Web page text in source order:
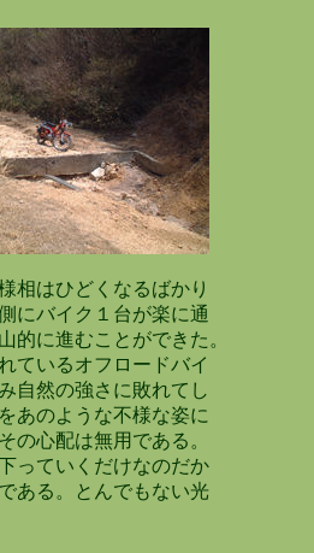
はひどくなるばかり
にバイク１台が楽に通
に進むことができた。
いるオフロードバイ
自然の強さに敗れてし
あのような不様な姿に
心配は無用である。
っていくだけなのだか
ある。とんでもない光